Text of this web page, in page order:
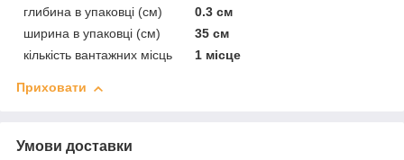
глибина в упаковці (см)
0.3 см
ширина в упаковці (см)
35 см
кількість вантажних місць
1 місце
Приховати
Умови доставки